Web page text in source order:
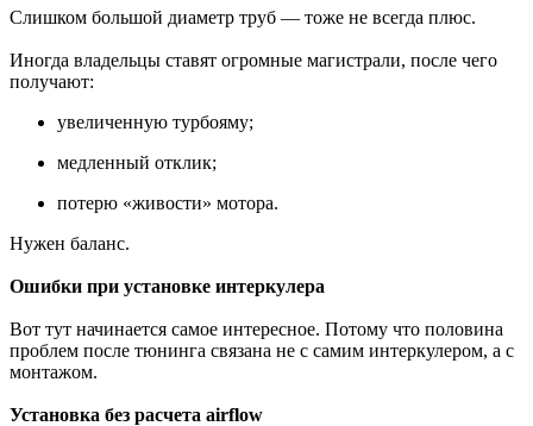
Слишком большой диаметр труб — тоже не всегда плюс.
Иногда владельцы ставят огромные магистрали, после чего
получают:
увеличенную турбояму;
медленный отклик;
потерю «живости» мотора.
Нужен баланс.
Ошибки при установке интеркулера
Вот тут начинается самое интересное. Потому что половина
проблем после тюнинга связана не с самим интеркулером, а с
монтажом.
Установка без расчета airflow